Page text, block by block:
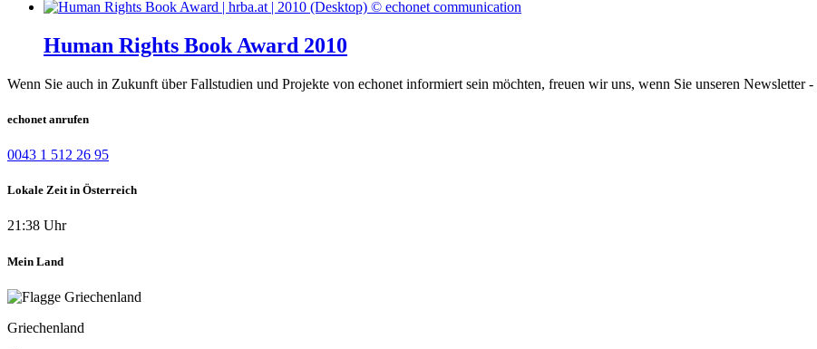
Human Rights Book Award 2010
Wenn Sie auch in Zukunft über Fallstudien und Projekte von echonet informiert sein möchten, freuen wir uns, wenn Sie unseren Newsletter -
echonet anrufen
0043 1 512 26 95
Lokale Zeit in Österreich
21:38 Uhr
Mein Land
Griechenland